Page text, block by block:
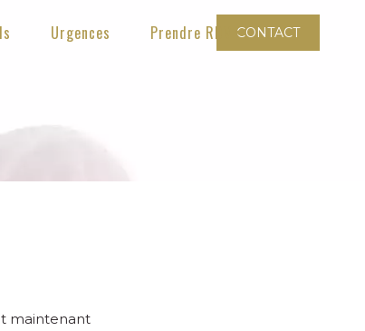
Urgences Prendre RDV CONTACT
maintenant